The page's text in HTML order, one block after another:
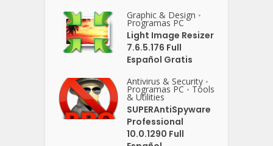
Graphic & Design •
Programas PC
Light Image Resizer
7.6.5.176 Full
Español Gratis
Antivirus & Security •
Programas PC • Tools
& Utilities
SUPERAntiSpyware
Professional
10.0.1290 Full